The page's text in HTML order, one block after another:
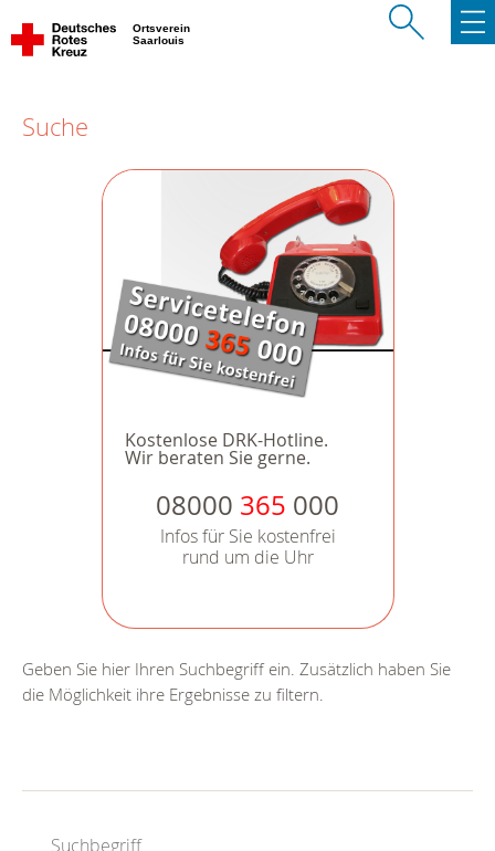
Ortsverein
Saarlouis
Suche
Kostenlose DRK-Hotline.
Wir beraten Sie gerne.
08000 365 000
Infos für Sie kostenfrei
rund um die Uhr
Geben Sie hier Ihren Suchbegriff ein. Zusätzlich haben Sie
die Möglichkeit ihre Ergebnisse zu filtern.